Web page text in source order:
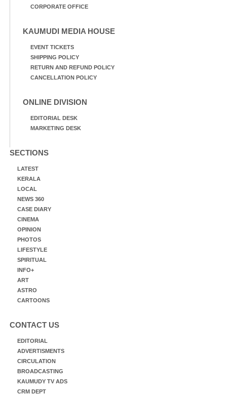
CORPORATE OFFICE
KAUMUDI MEDIA HOUSE
EVENT TICKETS
SHIPPING POLICY
RETURN AND REFUND POLICY
CANCELLATION POLICY
ONLINE DIVISION
EDITORIAL DESK
MARKETING DESK
SECTIONS
LATEST
KERALA
LOCAL
NEWS 360
CASE DIARY
CINEMA
OPINION
PHOTOS
LIFESTYLE
SPIRITUAL
INFO+
ART
ASTRO
CARTOONS
CONTACT US
EDITORIAL
ADVERTISMENTS
CIRCULATION
BROADCASTING
KAUMUDY TV ADS
CRM DEPT